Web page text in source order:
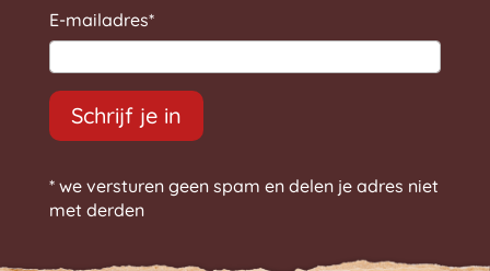
E-mailadres*
Schrijf je in
* we versturen geen spam en delen je adres niet
met derden